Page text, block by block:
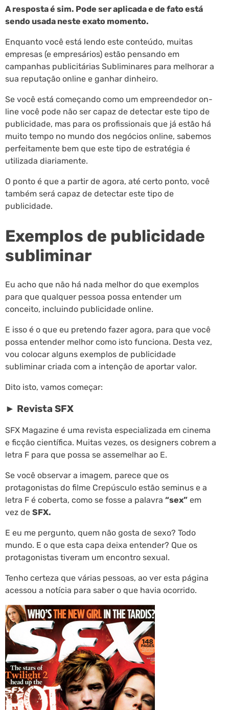
A resposta é sim. Pode ser aplicada e de fato está
sendo usada neste exato momento.
Enquanto você está lendo este conteúdo, muitas
empresas (e empresários) estão pensando em
campanhas publicitárias Subliminares para melhorar a
sua reputação online e ganhar dinheiro.
Se você está começando como um empreendedor on-
line você pode não ser capaz de detectar este tipo de
publicidade, mas para os profissionais que já estão há
muito tempo no mundo dos negócios online, sabemos
perfeitamente bem que este tipo de estratégia é
utilizada diariamente.
O ponto é que a partir de agora, até certo ponto, você
também será capaz de detectar este tipo de
publicidade.
Exemplos de publicidade
subliminar
Eu acho que não há nada melhor do que exemplos
para que qualquer pessoa possa entender um
conceito, incluindo publicidade online.
E isso é o que eu pretendo fazer agora, para que você
possa entender melhor como isto funciona. Desta vez,
vou colocar alguns exemplos de publicidade
subliminar criada com a intenção de aportar valor.
Dito isto, vamos começar:
► Revista SFX
SFX Magazine é uma revista especializada em cinema
e ficção científica. Muitas vezes, os designers cobrem a
letra F para que possa se assemelhar ao E.
Se você observar a imagem, parece que os
protagonistas do filme Crepúsculo estão seminus e a
letra F é coberta, como se fosse a palavra “sex” em
vez de SFX.
E eu me pergunto, quem não gosta de sexo? Todo
mundo. E o que esta capa deixa entender? Que os
protagonistas tiveram um encontro sexual.
Tenho certeza que várias pessoas, ao ver esta página
acessou a notícia para saber o que havia ocorrido.